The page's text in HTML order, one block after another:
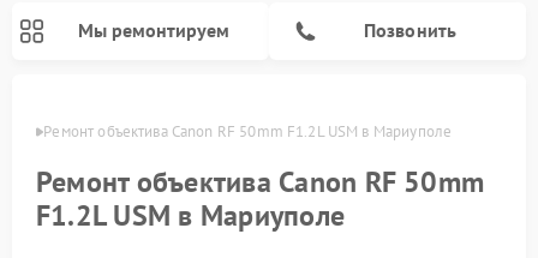
Мы ремонтируем Позвонить
Ремонт объектива Canon RF 50mm F1.2L USM в Мариуполе
Ремонт объектива Canon RF 50mm
F1.2L USM в Мариуполе